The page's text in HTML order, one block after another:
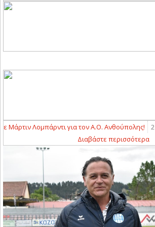
Λομπάρντι για τον Α.Ο. Ανθούπολης! 21:23
Διαβάστε περισσότερα